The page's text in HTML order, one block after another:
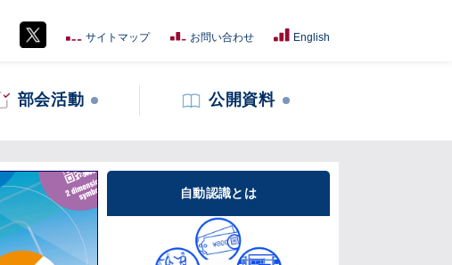
サイトマップ お問い合わせ English
部会活動 公開資料
自動認識とは